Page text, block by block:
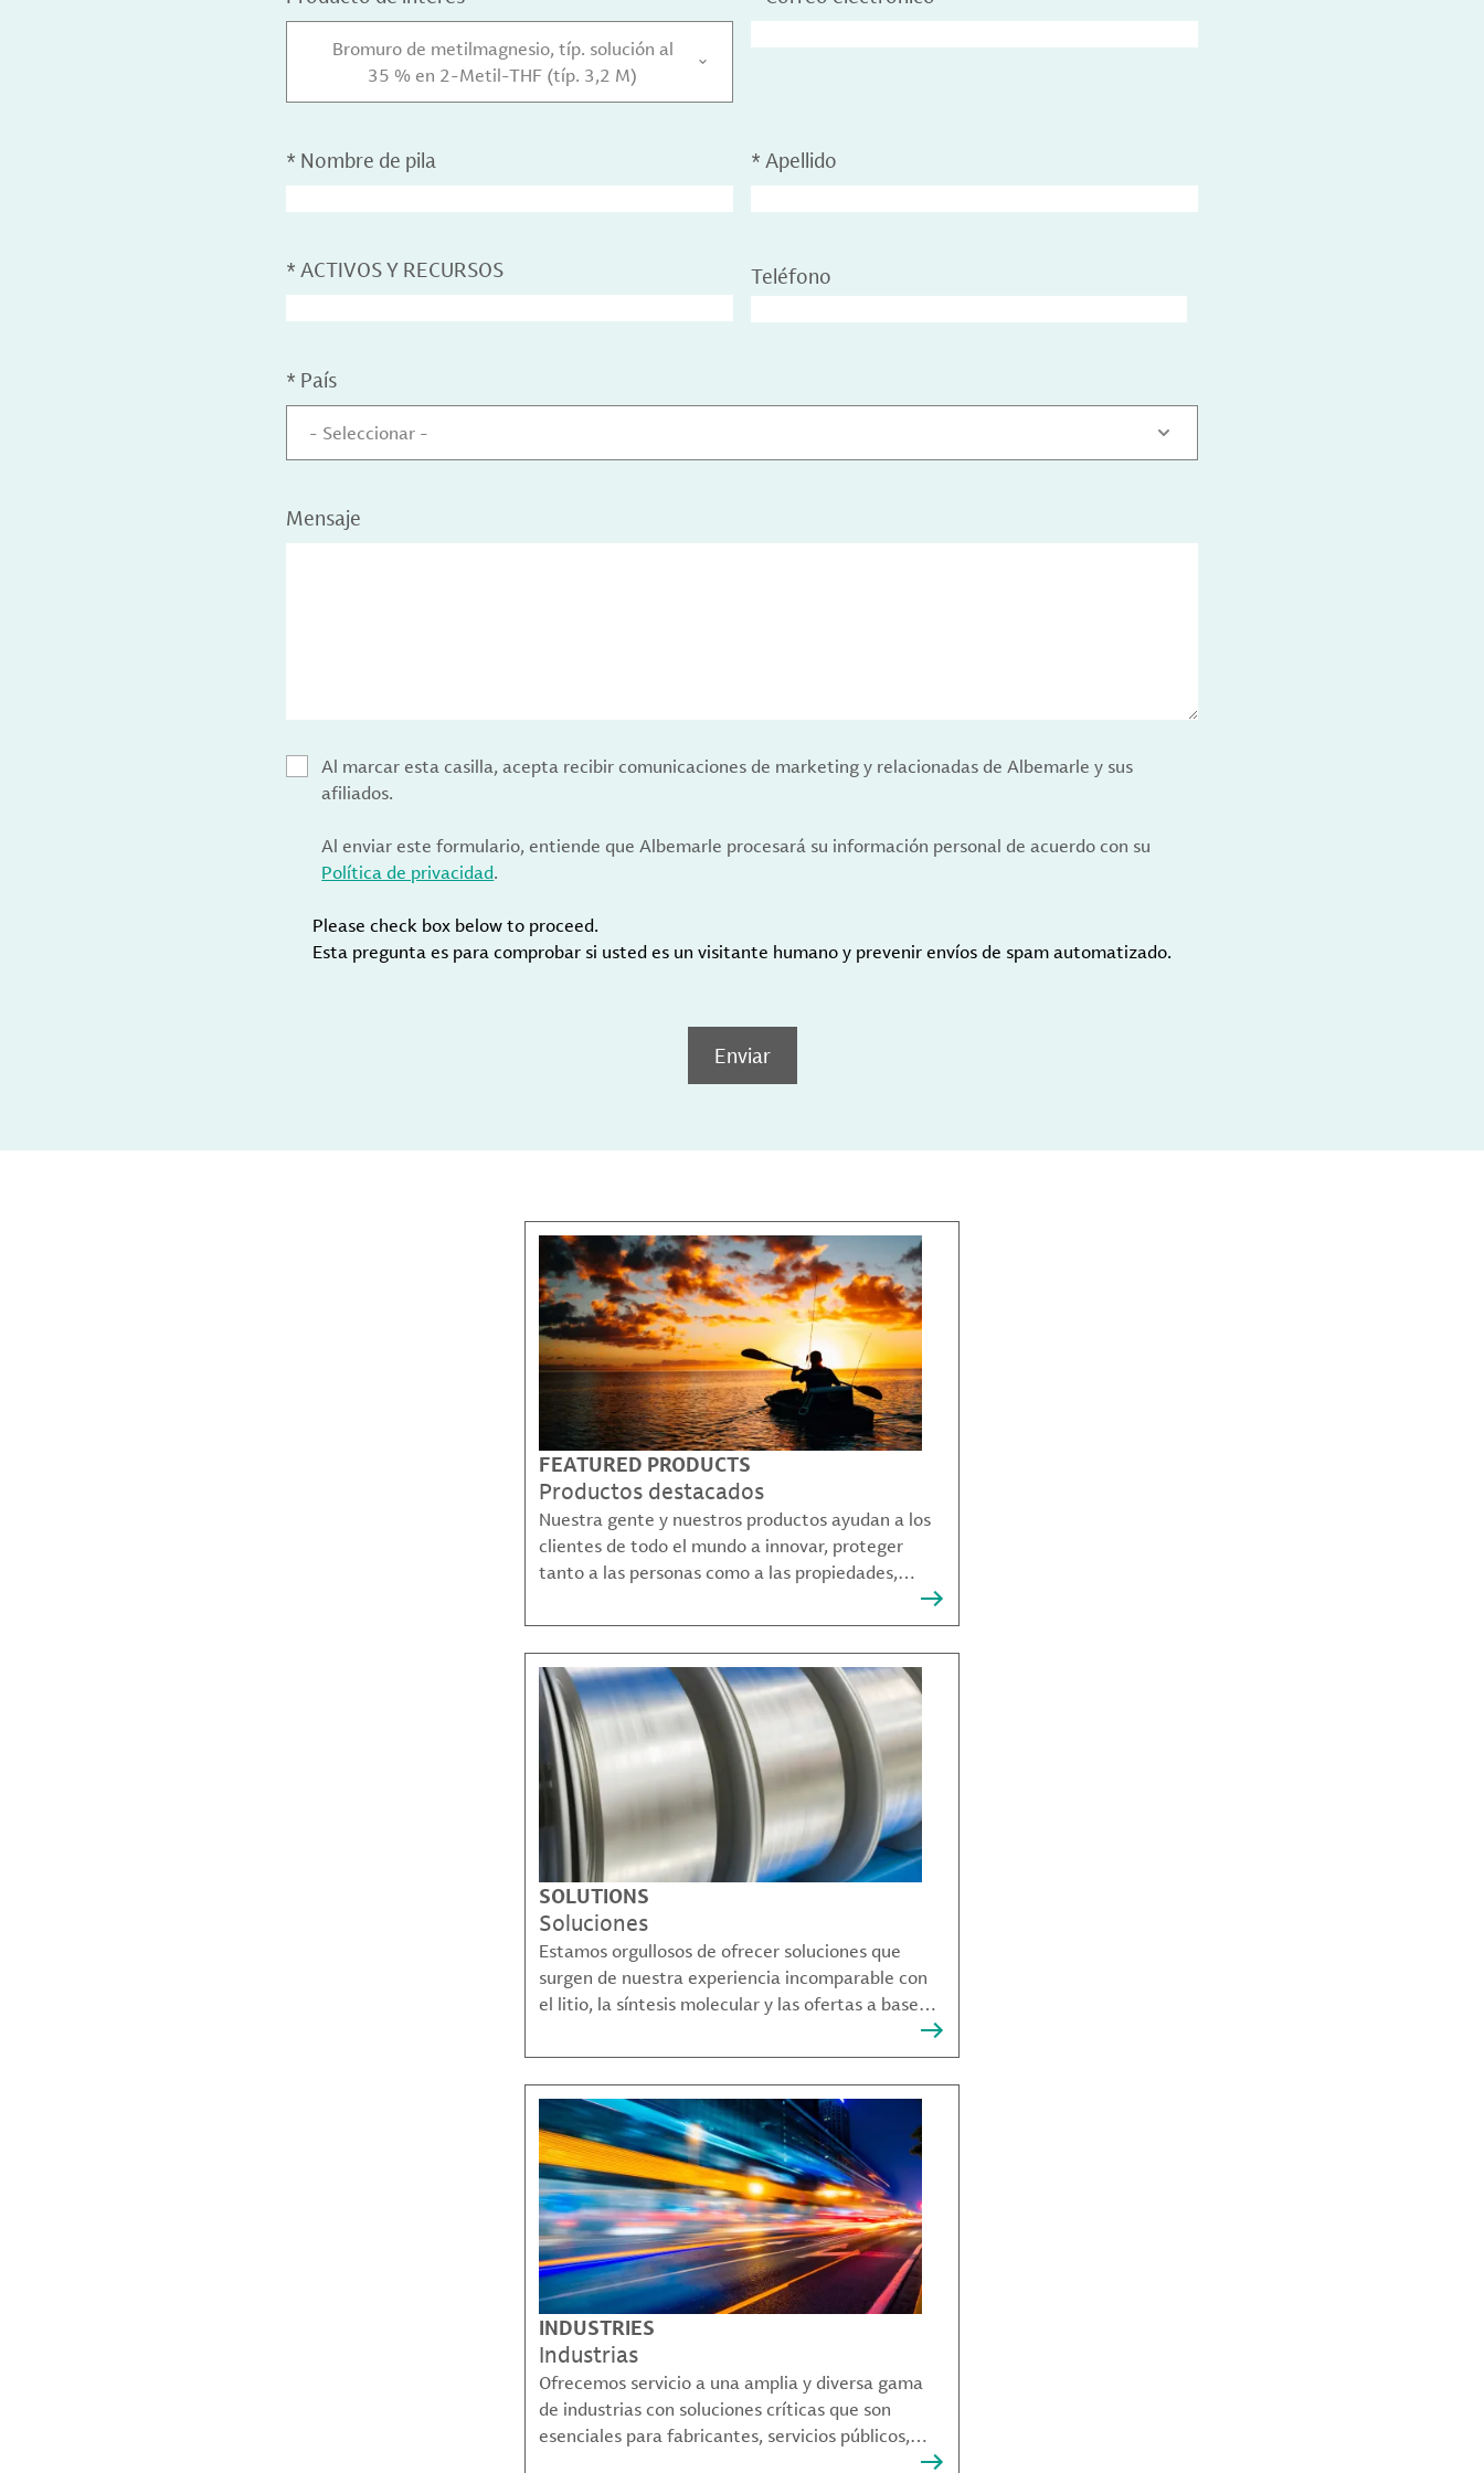
Bromuro de metilmagnesio, típ. solución al
35 % en 2-Metil-THF (típ. 3,2 M)
* Nombre de pila * Apellido
*ACTIVOS Y RECURSOS Teléfono
* País
- Seleccionar -
Mensaje
Al marcar esta casilla, acepta recibir comunicaciones de marketing y relacionadas de Albemarle y sus
afiliados.
Al enviar este formulario, entiende que Albemarle procesará su información personal de acuerdo con su
Política de privacidad.
Please check box below to proceed.
Esta pregunta es para comprobar si usted es un visitante humano y prevenir envíos de spam automatizado.
Enviar
FEATURED PRODUCTS
Productos destacados
Nuestra gente y nuestros productos ayudan a los
clientes de todo el mundo a innovar, proteger
tanto a las personas como a las propiedades,
sostenibles de moverse, comunicarse y prosperar.
SOLUTIONS
Soluciones
Estamos orgullosos de ofrecer soluciones que
surgen de nuestra experiencia incomparable con
el litio, la síntesis molecular y las ofertas a base
bromo que resuelven muchos de los desafíos más
complejos de nuestros clientes.
INDUSTRIES
Industrias
Ofrecemos servicio a una amplia y diversa gama
de industrias con soluciones críticas que son
esenciales para fabricantes, servicios públicos,